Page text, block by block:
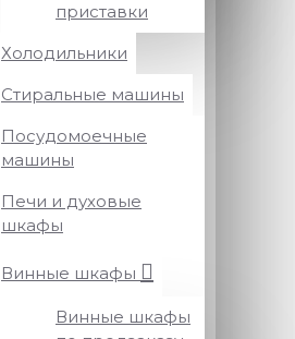
приставки
Холодильники
Стиральные машины
Посудомоечные
машины
Печи и духовые
шкафы
Винные шкафы
Винные шкафы